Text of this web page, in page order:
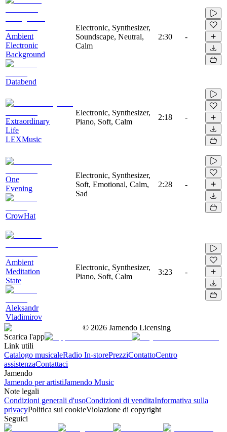
Ambient
Electronic
Background
Databend
Electronic, Synthesizer,
Soundscape, Neutral,
Calm
2:30 -
Extraordinary
Life
LEXMusic
Electronic, Synthesizer,
Piano, Soft, Calm
2:18 -
One
Evening
CrowHat
Electronic, Synthesizer,
Soft, Emotional, Calm,
Sad
2:28 -
Ambient
Meditation
State
Aleksandr
Vladimirov
Electronic, Synthesizer,
Piano, Soft, Calm
3:23 -
© 2026 Jamendo Licensing
Scarica l'app
Link utili
Catalogo musicaleRadio In-storePrezziContattoCentro
assistenzaContattaci
Jamendo
Jamendo per artistiJamendo Music
Note legali
Condizioni generali d'usoCondizioni di venditaInformativa sulla
privacyPolitica sui cookieViolazione di copyright
Seguici